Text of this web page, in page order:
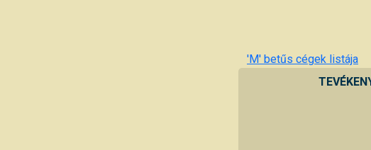
'M' betűs cégek listája